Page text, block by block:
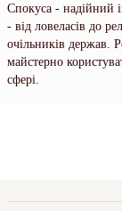
Спокуса - надійний
- від ловеласів до
очільників держав.
майстерно
сфері.